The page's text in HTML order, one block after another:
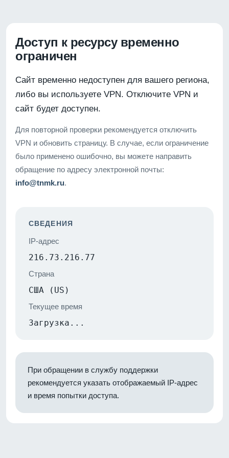
Доступ к ресурсу временно
ограничен
Сайт временно недоступен для вашего региона,
либо вы используете VPN. Отключите VPN и
сайт будет доступен.
Для повторной проверки рекомендуется отключить
VPN и обновить страницу. В случае, если ограничение
было применено ошибочно, вы можете направить
обращение по адресу электронной почты:
info@tnmk.ru.
СВЕДЕНИЯ
IP-адрес
216.73.216.77
Страна
США (US)
Текущее время
Загрузка...
При обращении в службу поддержки
рекомендуется указать отображаемый IP-адрес
и время попытки доступа.